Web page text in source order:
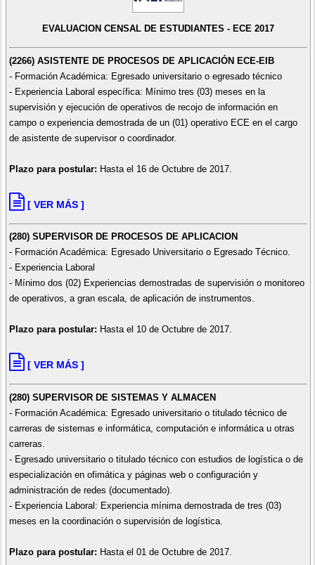
EVALUACION CENSAL DE ESTUDIANTES - ECE 2017
(2266) ASISTENTE DE PROCESOS DE APLICACIÓN ECE-EIB
- Formación Académica: Egresado universitario o egresado técnico
- Experiencia Laboral específica: Mínimo tres (03) meses en la
supervisión y ejecución de operativos de recojo de información en
campo o experiencia demostrada de un (01) operativo ECE en el cargo
de asistente de supervisor o coordinador.
Plazo para postular: Hasta el 16 de Octubre de 2017.
[ VER MÁS ]
(280) SUPERVISOR DE PROCESOS DE APLICACION
- Formación Académica: Egresado Universitario o Egresado Técnico.
- Experiencia Laboral
- Mínimo dos (02) Experiencias demostradas de supervisión o monitoreo
de operativos, a gran escala, de aplicación de instrumentos.
Plazo para postular: Hasta el 10 de Octubre de 2017.
[ VER MÁS ]
(280) SUPERVISOR DE SISTEMAS Y ALMACEN
- Formación Académica: Egresado universitario o titulado técnico de
carreras de sistemas e informática, computación e informática u otras
carreras.
- Egresado universitario o titulado técnico con estudios de logística o de
especialización en ofimática y páginas web o configuración y
administración de redes (documentado).
- Experiencia Laboral: Experiencia mínima demostrada de tres (03)
meses en la coordinación o supervisión de logística.
Plazo para postular: Hasta el 01 de Octubre de 2017.